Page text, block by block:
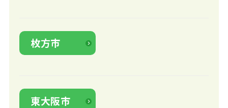
枚方市
東大阪市